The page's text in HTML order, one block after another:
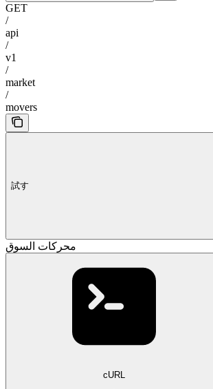
GET
/
api
/
v1
/
market
/
movers
試す
محركات السوق
cURL